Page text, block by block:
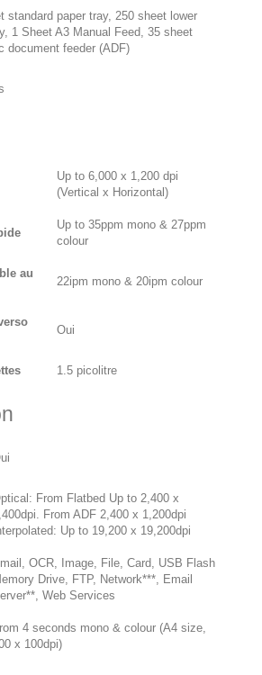
standard paper tray, 250 sheet lower
1 Sheet A3 Manual Feed, 35 sheet
document feeder (ADF)
Up to 6,000 x 1,200 dpi
(Vertical x Horizontal)
Up to 35ppm mono & 27ppm
colour
au
22ipm mono & 20ipm colour
Oui
1.5 picolitre
From Flatbed Up to 2,400 x
From ADF 2,400 x 1,200dpi
Up to 19,200 x 19,200dpi
OCR, Image, File, Card, USB Flash
Drive, FTP, Network***, Email
Web Services
4 seconds mono & colour (A4 size,
x 100dpi)